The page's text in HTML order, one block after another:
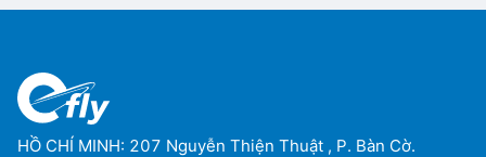
HỒ CHÍ MINH: 207 Nguyễn Thiện Thuật , P. Bàn Cờ.